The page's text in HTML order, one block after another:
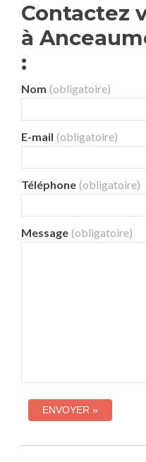
Contactez
à
:
Nom (obligatoire)
E-mail (obligatoire)
Téléphone (obligatoire)
Message (obligatoire)